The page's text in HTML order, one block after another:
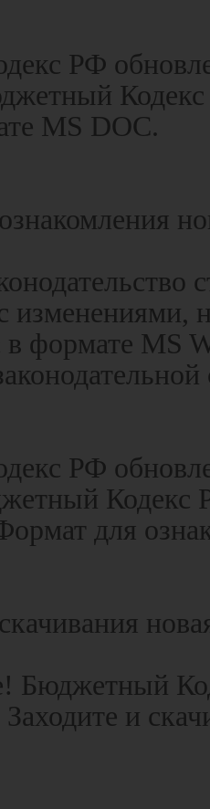
РФ
Кодекс
MS DOC.
изменениями,
в формате MS
РФ
Кодекс
для
Бюджетный
и